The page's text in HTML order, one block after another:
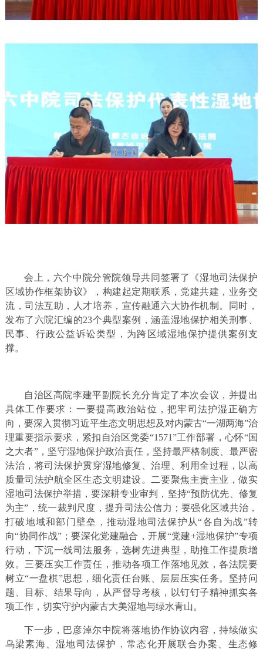
会上，六个中院分管院领导共同签署了《湿地司法保护
区域协作框架协议》，构建起定期联系，党建共建，业务交
流，司法互助，人才培养，宣传融通六大协作机制。同时，
发布了六院汇编的23个典型案例，涵盖湿地保护相关刑事、
民事、行政公益诉讼类型，为跨区域湿地保护提供案例支
撑。
自治区高院李建平副院长充分肯定了本次会议，并提出
具体工作要求：一要提高政治站位，把牢司法护湿正确方
向，要深入贯彻习近平生态文明思想及对内蒙古“一湖两海”治
理重要指示要求，紧扣自治区党委“1571”工作部署，心怀“国
之大者”，坚守湿地保护政治责任，坚持最严格制度、最严密
法治，将司法保护贯穿湿地修复、治理、利用全过程，以高
质量司法护航全区生态文明建设。二要聚焦主责主业，做实
湿地司法保护举措，要深耕专业审判，坚持“预防优先、修复
为主”，统一裁判尺度，提升司法公信力；要强化区域共治，
打破地域和部门壁垒，推动湿地司法保护从“各自为战”转
向“协同作战”；要深化党建融合，开展“党建+湿地保护”专项
行动，下沉一线司法服务，选树先进典型，助推工作提质增
效。三要压实工作责任，推动各项工作落地见效，各法院要
树立“一盘棋”思想，细化责任台账、层层压实任务。坚持问
题、目标、结果导向，从严督导考核，以钉钉子精神抓实各
项工作，切实守护内蒙古大美湿地与绿水青山。
下一步，巴彦淖尔中院将落地协作协议内容，持续做实
乌梁素海、湿地司法保护，常态化开展联合办案、生态修